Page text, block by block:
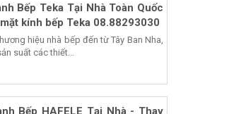
Bếp Teka Tại Nhà Toàn Quốc
kính bếp Teka 08.88293030
hiệu nhà bếp đến từ Tây Ban Nha,
suất các thiết...
Bếp HAFELE Tại Nhà - Thay